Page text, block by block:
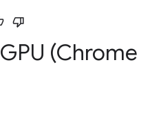
GPU (Chrome